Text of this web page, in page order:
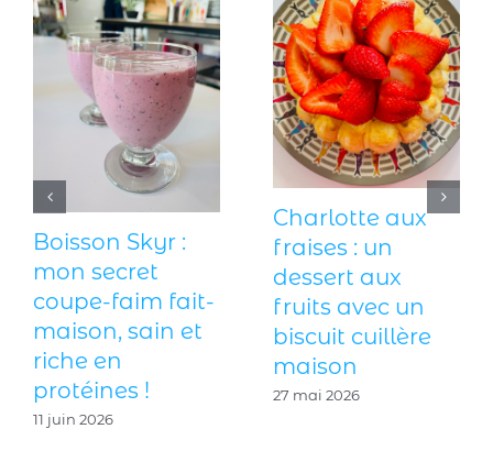
Tzatziki maison
à la menthe
fraîche : le dip
idéal pour
l’apéritif
27 juin 2026
poisson
croustillants : la
recette qui
réconcilie les
enfants avec le
poisson !